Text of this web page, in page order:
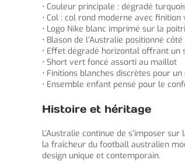
• Couleur principale : dégradé
• Col : col rond moderne avec finition
• Logo Nike blanc imprimé sur la
• Blason de l’Australie positionné
• Effet dégradé horizontal offrant
• Short vert foncé assorti au maillot
• Finitions blanches discrètes pour
• Ensemble enfant pensé pour le
Histoire et héritage
L’Australie continue de s’imposer
la fraîcheur du football australien
design unique et contemporain.